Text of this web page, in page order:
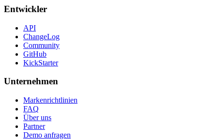
Entwickler
API
ChangeLog
Community
GitHub
KickStarter
Unternehmen
Markenrichtlinien
FAQ
Über uns
Partner
Demo anfragen